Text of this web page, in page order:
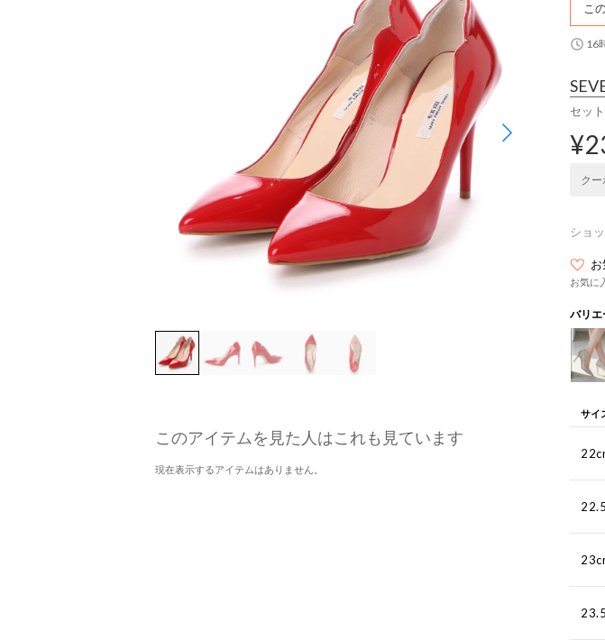
このアイテムを見た人はこれも見ています
現在表示するアイテムはありません。
こ
16
セッ
ク
ショッ
お
お気に
バリエ
サイ